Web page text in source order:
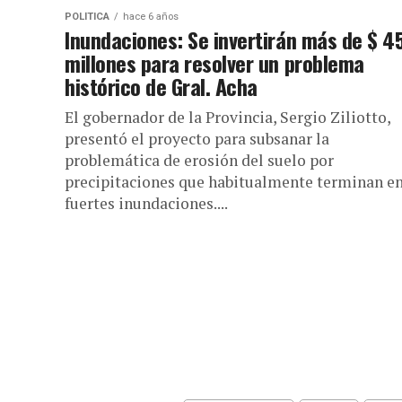
POLÍTICA hace 6 años
Inundaciones: Se invertirán más de $
millones para resolver un problema
histórico de Gral. Acha
El gobernador de la Provincia, Sergio Ziliotto,
presentó el proyecto para subsanar la
problemática de erosión del suelo por
precipitaciones que habitualmente terminan
fuertes inundaciones....